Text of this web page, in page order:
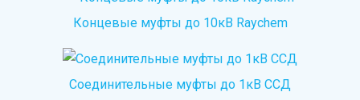
Концевые муфты до 10кВ Raychem
Соединительные муфты до 1кВ ССД